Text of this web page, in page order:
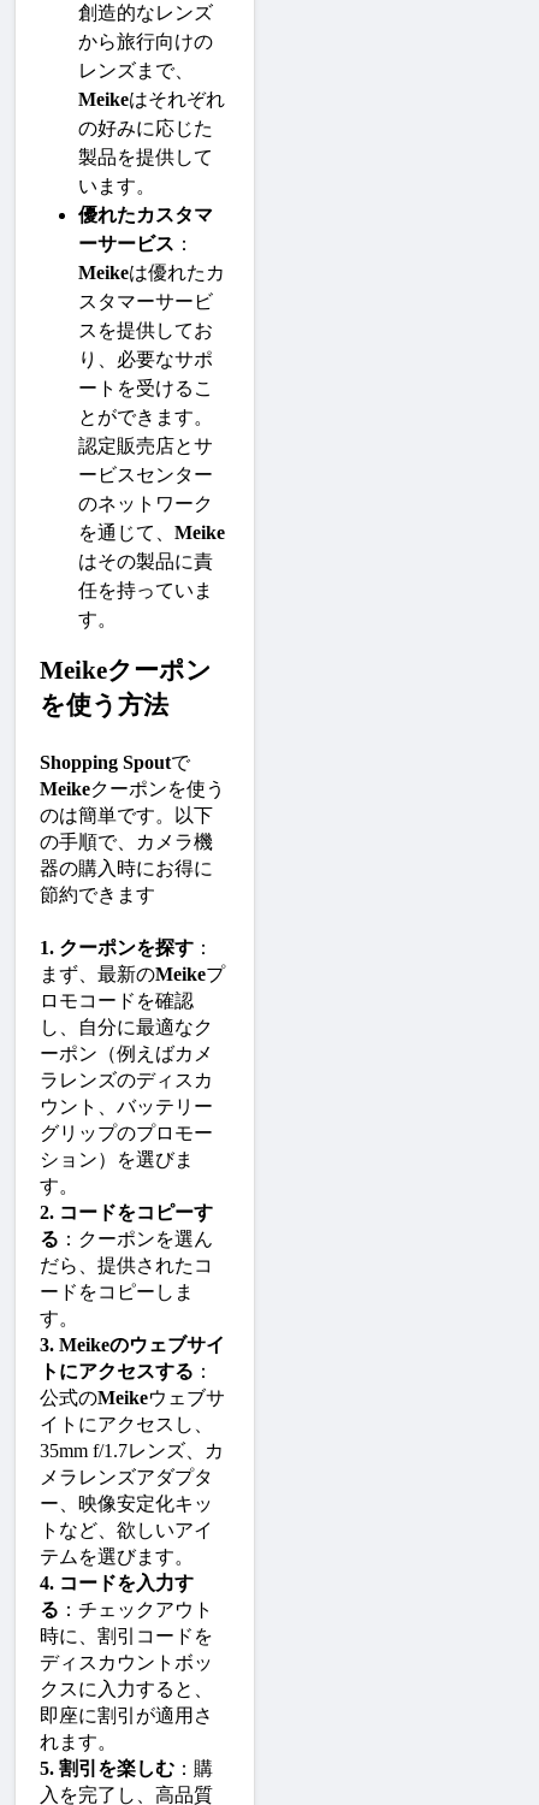
創造的なレンズ
から旅行向けの
レンズまで、
Meikeはそれぞれ
の好みに応じた
製品を提供して
います。
優れたカスタマ
ーサービス ：
Meikeは優れたカ
スタマーサービ
スを提供してお
り、必要なサポ
ートを受けるこ
とができます。
認定販売店とサ
ービスセンター
のネットワーク
を通じて、 Meike
はその製品に責
任を持っていま
す。
Meikeクーポン
を使う方法
Shopping Spoutで
Meikeクーポンを使う
のは簡単です。以下
の手順で、カメラ機
器の購入時にお得に
節約できます
1. クーポンを探す ：
まず、最新のMeikeプ
ロモコードを確認
し、自分に最適なク
ーポン（例えばカメ
ラレンズのディスカ
ウント、バッテリー
グリップのプロモー
ション）を選びま
す。
2. コードをコピーす
る ：クーポンを選ん
だら、提供されたコ
ードをコピーしま
す。
3. Meikeのウェブサイ
トにアクセスする ：
公式のMeikeウェブサ
イトにアクセスし、
35mm f/1.7レンズ、カ
メラレンズアダプタ
ー、映像安定化キッ
トなど、欲しいアイ
テムを選びます。
4. コードを入力す
る ：チェックアウト
時に、割引コードを
ディスカウントボッ
クスに入力すると、
即座に割引が適用さ
れます。
5. 割引を楽しむ ：購
入を完了し、高品質